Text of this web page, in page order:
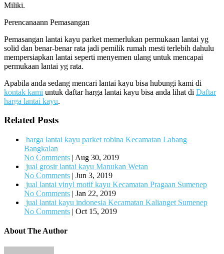
Miliki.
Perencanaann Pemasangan
Pemasangan lantai kayu parket memerlukan permukaan lantai yg
solid dan benar-benar rata jadi pemilik rumah mesti terlebih dahulu
mempersiapkan lantai seperti menyemen ulang untuk mencapai
permukaan lantai yg rata.
Apabila anda sedang mencari lantai kayu bisa hubungi kami di
kontak kami untuk daftar harga lantai kayu bisa anda lihat di Daftar
harga lantai kayu.
Related Posts
harga lantai kayu parket robina Kecamatan Labang
Bangkalan
No Comments | Aug 30, 2019
jual grosir lantai kayu Manukan Wetan
No Comments | Jun 3, 2019
jual lantai vinyl motif kayu Kecamatan Pragaan Sumenep
No Comments | Jan 22, 2019
jual lantai kayu indonesia Kecamatan Kalianget Sumenep
No Comments | Oct 15, 2019
About The Author